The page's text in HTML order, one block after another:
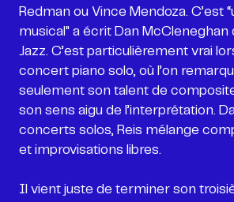
Redman ou Vince Mendoza. C’est
musical" a écrit Dan McCleneghan
Jazz. C’est particulièrement vrai
concert piano solo, où l’on
seulement son talent de
son sens aigu de l’interprétation.
concerts solos, Reis mélange
et improvisations libres.
Il vient juste de terminer son